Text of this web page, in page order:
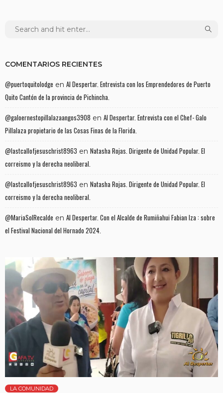
COMENTARIOS RECIENTES
@puertoquitolodge en Al Despertar. Entrevista con los Emprendedores de Puerto
Quito Cantón de la provincia de Pichincha.
@galoernestopillalazaangos3908 en Al Despertar. Entrevista con el Chef- Galo
Pillalaza propietario de las Cosas Finas de la Florida.
@lastcallofjesuschrist8963 en Natasha Rojas. Dirigente de Unidad Popular. El
correismo y la derecha neoliberal.
@lastcallofjesuschrist8963 en Natasha Rojas. Dirigente de Unidad Popular. El
correismo y la derecha neoliberal.
@MariaSolRecalde en Al Despertar. Con el Alcalde de Rumiñahui Fabian Iza : sobre
el Festival Nacional del Hornado 2024.
LA COMUNIDAD